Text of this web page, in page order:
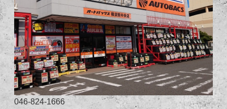
046-824-1666